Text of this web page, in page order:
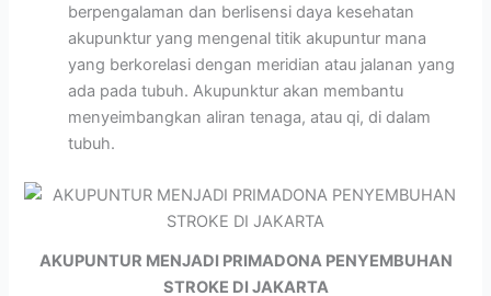
berpengalaman dan berlisensi daya kesehatan
akupunktur yang mengenal titik akupuntur mana
yang berkorelasi dengan meridian atau jalanan yang
ada pada tubuh. Akupunktur akan membantu
menyeimbangkan aliran tenaga, atau qi, di dalam
tubuh.
AKUPUNTUR MENJADI PRIMADONA PENYEMBUHAN
STROKE DI JAKARTA